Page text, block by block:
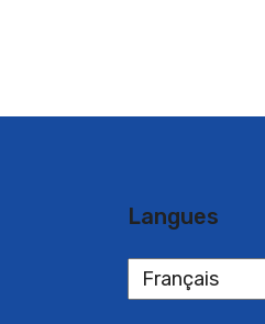
Langues
Langues